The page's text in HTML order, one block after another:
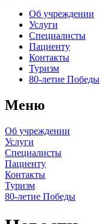
Об учреждении
Услуги
Специалисты
Пациенту
Контакты
Туризм
80-летие Победы
Меню
Об учреждении
Услуги
Специалисты
Пациенту
Контакты
Туризм
80-летие Победы